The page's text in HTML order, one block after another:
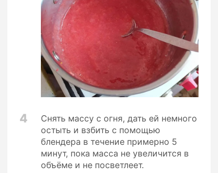
4
Снять массу с огня, дать ей немного
остыть и взбить с помощью
блендера в течение примерно 5
минут, пока масса не увеличится в
объёме и не посветлеет.